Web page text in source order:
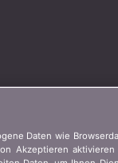
Daten wie
Akzeptieren aktivieren